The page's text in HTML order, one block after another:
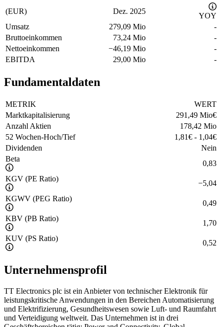
(EUR) Dez. 2025
YOY
Umsatz
279,09 Mio
-
Bruttoeinkommen
73,24 Mio
-
Nettoeinkommen
−46,19 Mio
-
EBITDA
29,00 Mio -
Fundamentaldaten
METRIK
WERT
Marktkapitalisierung
291,49 Mio€
Anzahl Aktien
178,42 Mio
52 Wochen-Hoch/Tief
1,81€ - 1,04€
Dividenden
Nein
Beta
0,83
KGV (PE Ratio)
−5,04
KGWV (PEG Ratio)
0,49
KBV (PB Ratio)
1,70
KUV (PS Ratio)
0,52
Unternehmensprofil
TT Electronics plc ist ein Anbieter von technischer Elektronik für
leistungskritische Anwendungen in den Bereichen Automatisierung
und Elektrifizierung, Gesundheitswesen sowie Luft- und Raumfahrt
und Verteidigung weltweit. Das Unternehmen ist in drei